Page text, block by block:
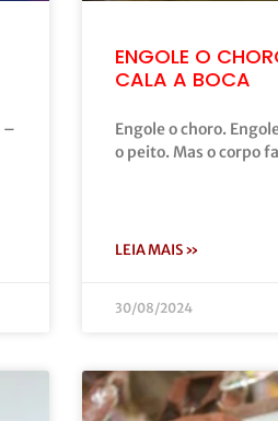
–
ENGOLE O
CALA A BOCA
Engole o choro.
o peito. Mas o corpo
LEIA MAIS »
30/08/2024